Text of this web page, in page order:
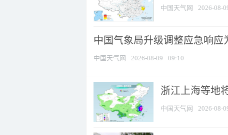
中国天气网 2026-08-
中国气象局升级调整应急响应
中国天气网 2026-08-09 09:10
浙江上海等地
中国天气网 2026-08-